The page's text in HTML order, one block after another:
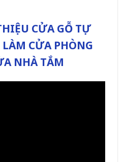
CỬA GỖ TỰ
CỬA PHÒNG
NHÀ TẮM